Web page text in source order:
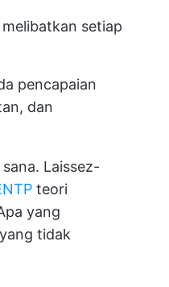
setiap
pencapaian
dan
Laissez-
teori
yang
tidak